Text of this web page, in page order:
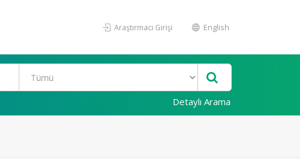
Araştırmacı Girişi English
Detaylı Arama